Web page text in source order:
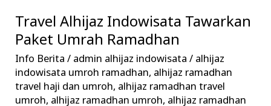
Travel Alhijaz Indowisata Tawarkan
Paket Umrah Ramadhan
Info Berita / admin alhijaz indowisata/ alhijaz
indowisata umroh ramadhan, alhijaz ramadhan
travel haji dan umroh, alhijaz ramadhan travel
umroh, alhijaz ramadhan umroh, alhijaz ramadhan
Travel
Alhijaz
Indowisata
Tawarkan
Paket
Umrah